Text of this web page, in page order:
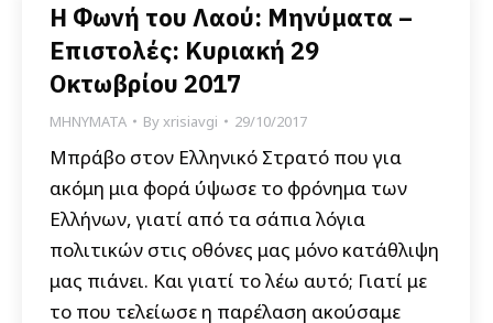
Η Φωνή του Λαού: Μηνύματα –
Επιστολές: Kυριακή 29
Οκτωβρίου 2017
ΜΗΝΥΜΑΤΑ Byxrisiavgi 29/10/2017
Μπράβο στον Ελληνικό Στρατό που για
ακόμη μια φορά ύψωσε το φρόνημα των
Ελλήνων, γιατί από τα σάπια λόγια
πολιτικών στις οθόνες μας μόνο κατάθλιψη
μας πιάνει. Και γιατί το λέω αυτό; Γιατί με
το που τελείωσε η παρέλαση ακούσαμε